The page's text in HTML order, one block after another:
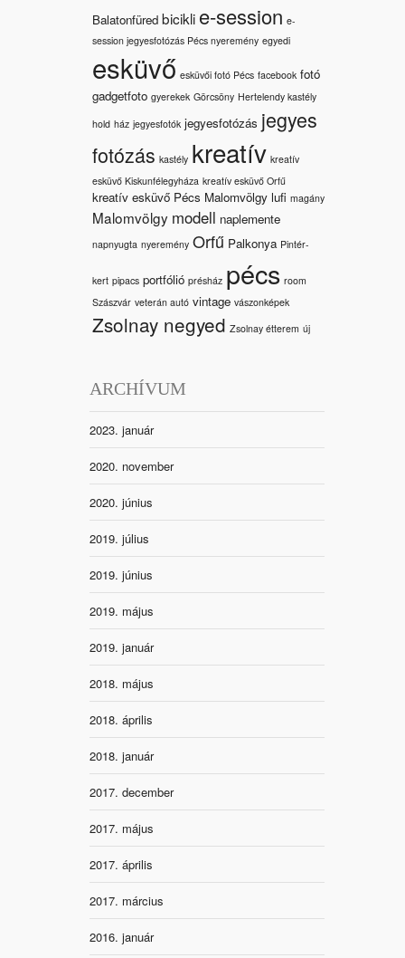
Balatonfüred bicikli e-session e-
session jegyesfotózás Pécs nyeremény egyedi
esküvő esküvői fotó Pécs facebook fotó
gadgetfoto gyerekek Görcsöny Hertelendy kastély
hold ház jegyesfotók jegyesfotózás jegyes
fotózás kastély kreatív kreatív
esküvő Kiskunfélegyháza kreatív esküvő Orfű
kreatív esküvő Pécs Malomvölgy lufi magány
Malomvölgy modell naplemente
napnyugta nyeremény Orfű Palkonya Pintér-
kert pipacs portfólió présház pécs room
Szászvár veterán autó vintage vászonképek
Zsolnay negyed Zsolnay étterem új
ARCHÍVUM
2023. január
2020. november
2020. június
2019. július
2019. június
2019. május
2019. január
2018. május
2018. április
2018. január
2017. december
2017. május
2017. április
2017. március
2016. január